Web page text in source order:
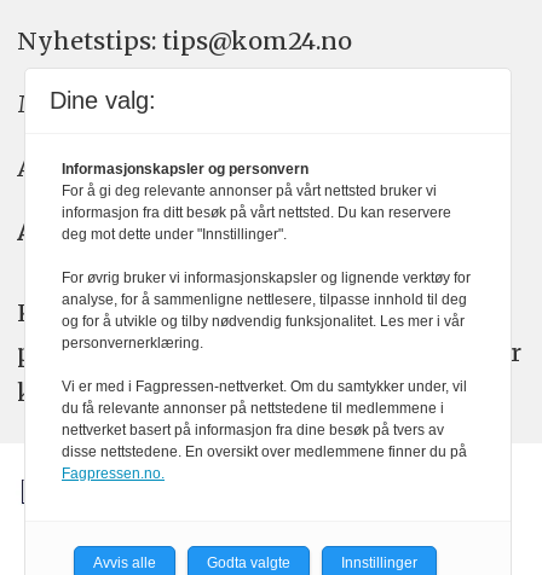
Nyhetstips: tips@kom24.no
Meninger: meninger@kom24.no
Annonse: annonse@watchmedia.no
Abonnement:kom24@watchmedia.no
KOM24 arbeider etter Vær Varsom-
plakatens regler for god presseskikk. Her
kan du lese mer omPFUsarbeid.
Dine valg:
Informasjonskapsler og personvern
For å gi deg relevante annonser på vårt nettsted bruker vi
informasjon fra ditt besøk på vårt nettsted. Du kan reservere
deg mot dette under "Innstillinger".
For øvrig bruker vi informasjonskapsler og lignende verktøy for
analyse, for å sammenligne nettlesere, tilpasse innhold til deg
og for å utvikle og tilby nødvendig funksjonalitet. Les mer i vår
personvernerklæring.
Vi er med i Fagpressen-nettverket. Om du samtykker under, vil
du få relevante annonser på nettstedene til medlemmene i
nettverket basert på informasjon fra dine besøk på tvers av
disse nettstedene. En oversikt over medlemmene finner du på
Fagpressen.no.
Avvis alle Godta valgte Innstillinger